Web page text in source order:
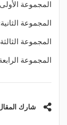
المجموعة
المجموعة
المجموعة
المجموعة
شارك